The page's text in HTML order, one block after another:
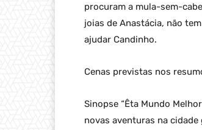
procuram a mula-sem-
joias de Anastácia, não
ajudar Candinho.
Cenas previstas nos
Sinopse “Êta Mundo
novas aventuras na